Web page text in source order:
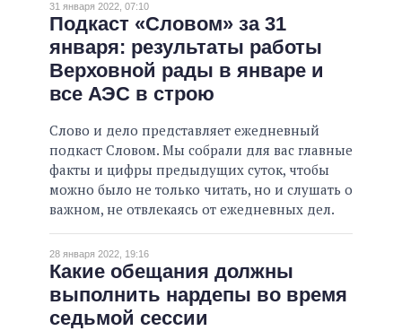
31 января 2022, 07:10
Подкаст «Словом» за 31
января: результаты работы
Верховной рады в январе и
все АЭС в строю
Слово и дело представляет ежедневный
подкаст Словом. Мы собрали для вас главные
факты и цифры предыдущих суток, чтобы
можно было не только читать, но и слушать о
важном, не отвлекаясь от ежедневных дел.
28 января 2022, 19:16
Какие обещания должны
выполнить нардепы во время
седьмой сессии